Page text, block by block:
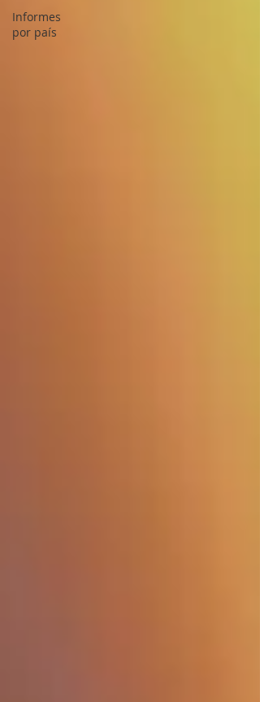
Informes
por país